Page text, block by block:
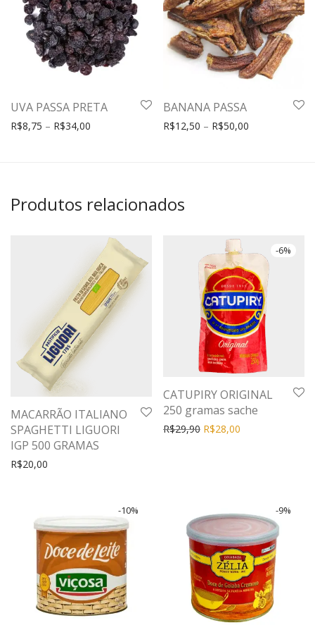
UVA PASSA PRETA
R$8,75 – R$34,00
BANANA PASSA
R$12,50 – R$50,00
Produtos relacionados
MACARRÃO ITALIANO
SPAGHETTI LIGUORI
IGP 500 GRAMAS
R$20,00
-6%
CATUPIRY ORIGINAL
250 gramas sache
R$29,90 R$28,00
-10% -9%